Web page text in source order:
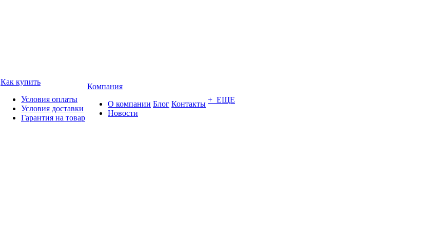
Как купить
Условия оплаты
Условия доставки
Гарантия на товар
Компания
О компании
Новости
Блог Контакты + ЕЩЕ